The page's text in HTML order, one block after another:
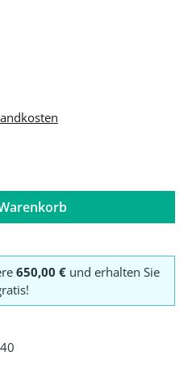
den gewünschten
650,00 € und erhalten Sie